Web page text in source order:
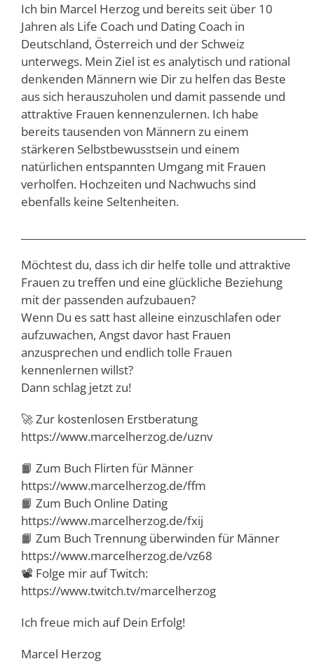
Ich bin Marcel Herzog und bereits seit über 10
Jahren als Life Coach und Dating Coach in
Deutschland, Österreich und der Schweiz
unterwegs. Mein Ziel ist es analytisch und rational
denkenden Männern wie Dir zu helfen das Beste
aus sich herauszuholen und damit passende und
attraktive Frauen kennenzulernen. Ich habe
bereits tausenden von Männern zu einem
stärkeren Selbstbewusstsein und einem
natürlichen entspannten Umgang mit Frauen
verholfen. Hochzeiten und Nachwuchs sind
ebenfalls keine Seltenheiten.
Möchtest du, dass ich dir helfe tolle und attraktive
Frauen zu treffen und eine glückliche Beziehung
mit der passenden aufzubauen?
Wenn Du es satt hast alleine einzuschlafen oder
aufzuwachen, Angst davor hast Frauen
anzusprechen und endlich tolle Frauen
kennenlernen willst?
Dann schlag jetzt zu!
🚀 Zur kostenlosen Erstberatung
https://www.marcelherzog.de/uznv
📙 Zum Buch Flirten für Männer
https://www.marcelherzog.de/ffm
📙 Zum Buch Online Dating
https://www.marcelherzog.de/fxij
📙 Zum Buch Trennung überwinden für Männer
https://www.marcelherzog.de/vz68
📽️ Folge mir auf Twitch:
https://www.twitch.tv/marcelherzog
Ich freue mich auf Dein Erfolg!
Marcel Herzog